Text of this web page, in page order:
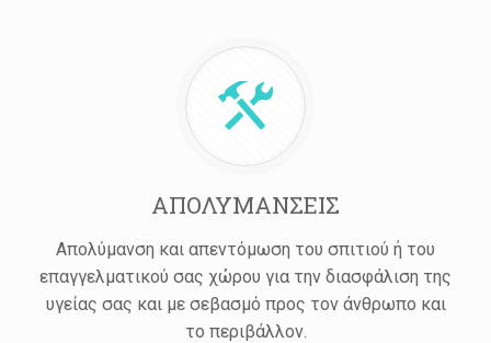
ΑΠΟΛΥΜΑΝΣΕΙΣ
Απολύμανση και απεντόμωση του σπιτιού ή του
επαγγελματικού σας χώρου για την διασφάλιση της
υγείας σας και με σεβασμό προς τον άνθρωπο και
το περιβάλλον.